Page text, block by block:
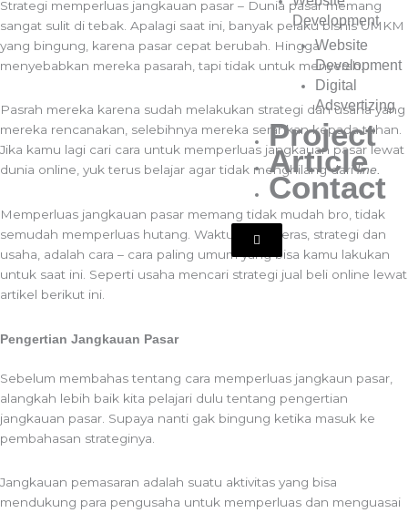
Development
Website
Development
Digital
Adsvertizing
Project
Article
Contact
Hamburger
Toggle
Menu
Strategi memperluas jangkauan pasar – Dunia pasar memang
sangat sulit di tebak. Apalagi saat ini, banyak pelaku bisnis UMKM
yang bingung, karena pasar cepat berubah. Hingga
menyebabkan mereka pasarah, tapi tidak untuk menyerah.
Pasrah mereka karena sudah melakukan strategi dan usaha yang
mereka rencanakan, selebihnya mereka serahkan kepada tuhan.
Jika kamu lagi cari cara untuk memperluas jangkauan pasar lewat
dunia online, yuk terus belajar agar tidak menghilang dariline.
Memperluas jangkauan pasar memang tidak mudah bro, tidak
semudah memperluas hutang. Waktu, kerja keras, strategi dan
usaha, adalah cara – cara paling umum yang bisa kamu lakukan
untuk saat ini. Seperti usaha mencari strategi jual beli online lewat
artikel berikut ini.
Pengertian Jangkauan Pasar
Sebelum membahas tentang cara memperluas jangkaun pasar,
alangkah lebih baik kita pelajari dulu tentang pengertian
jangkauan pasar. Supaya nanti gak bingung ketika masuk ke
pembahasan strateginya.
Jangkauan pemasaran adalah suatu aktivitas yang bisa
mendukung para pengusaha untuk memperluas dan menguasai